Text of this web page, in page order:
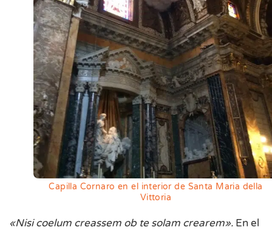
Capilla Cornaro en el interior de Santa Maria della
Vittoria
«Nisi coelum creassem ob te solam crearem». En el